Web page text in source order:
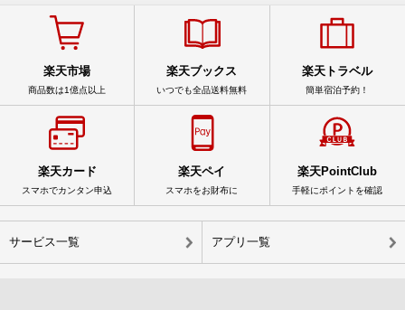
楽天市場
商品数は1億点以上
楽天ブックス
いつでも全品送料無料
楽天トラベル
簡単宿泊予約！
楽天カード
スマホでカンタン申込
楽天ペイ
スマホをお財布に
楽天PointClub
手軽にポイントを確認
サービス一覧 アプリ一覧